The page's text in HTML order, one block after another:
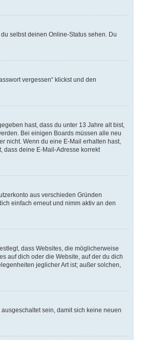
selbst deinen Online-Status sehen. Du
vergessen“ klickst und den
hast, dass du unter 13 Jahre alt bist,
Bei einigen Boards müssen alle neu
nicht. Wenn du eine E-Mail erhalten hast,
dass deine E-Mail-Adresse korrekt
aus verschieden Gründen
einfach erneut und nimm aktiv an den
dass Websites, die möglicherweise
auf dich oder die Website, auf der du dich
jeglicher Art ist; außer solchen,
sein, damit sich keine neuen